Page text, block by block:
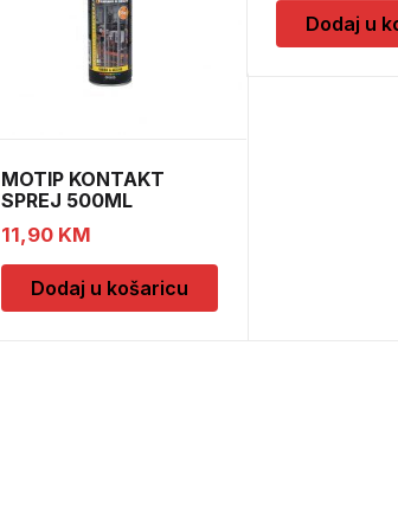
MOTIP KONTAKT
SPREJ 500ML
M090505
11,90 KM
Dodaj u košaricu
Dodaj u